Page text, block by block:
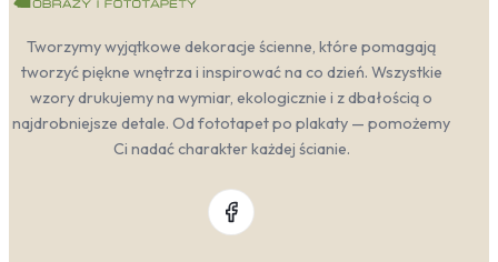
Tworzymy wyjątkowe dekoracje ścienne, które pomagają
tworzyć piękne wnętrza i inspirować na co dzień. Wszystkie
wzory drukujemy na wymiar, ekologicznie i z dbałością o
najdrobniejsze detale. Od fototapet po plakaty — pomożemy
Ci nadać charakter każdej ścianie.